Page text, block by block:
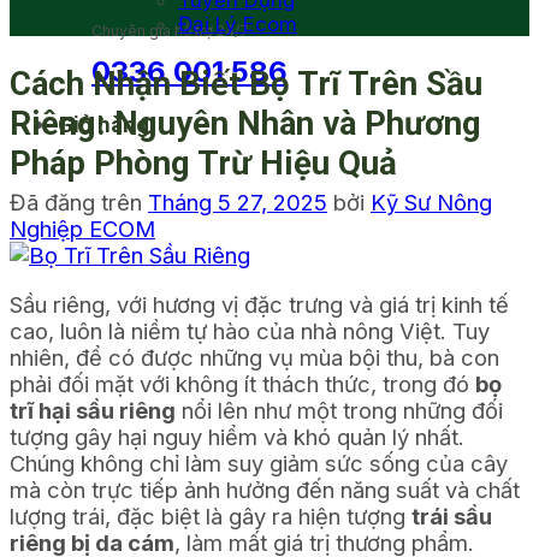
Chuyên gia hỗ trợ 24/7
0336 001 586
Giỏ hàng
Đại Lý Ecom
Cách Nhận Biết Bọ Trĩ Trên Sầu
Riêng: Nguyên Nhân và Phương
Pháp Phòng Trừ Hiệu Quả
Đã đăng trên Tháng 5 27, 2025 bởi Kỹ Sư Nông
Nghiệp ECOM
Sầu riêng, với hương vị đặc trưng và giá trị kinh tế
cao, luôn là niềm tự hào của nhà nông Việt. Tuy
nhiên, để có được những vụ mùa bội thu, bà con
phải đối mặt với không ít thách thức, trong đó bọ
trĩ hại sầu riêng nổi lên như một trong những đối
tượng gây hại nguy hiểm và khó quản lý nhất.
Chúng không chỉ làm suy giảm sức sống của cây
mà còn trực tiếp ảnh hưởng đến năng suất và chất
lượng trái, đặc biệt là gây ra hiện tượng trái sầu
riêng bị da cám, làm mất giá trị thương phẩm.